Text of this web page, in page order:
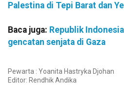
Palestina di Tepi Barat dan
Baca juga: Republik
gencatan senjata di Gaza
Pewarta : Yoanita Hastryka Djohan
Editor: Rendhik Andika